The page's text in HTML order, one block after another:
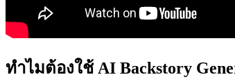
ทำไมต้องใช้ AI Backstory